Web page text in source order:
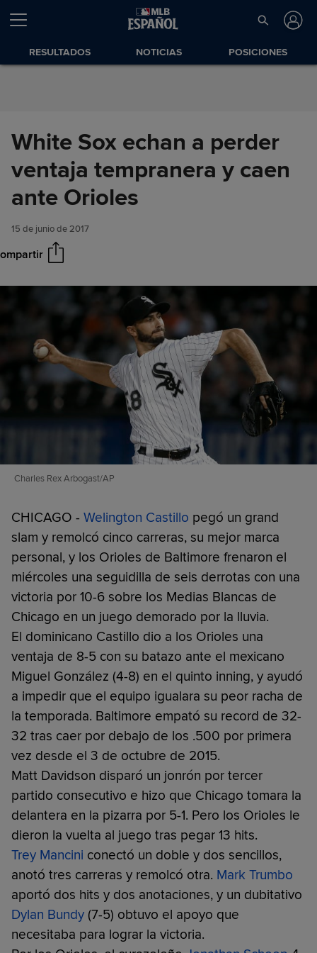
Saltar al Contenido
RESULTADOS NOTICIAS POSICIONES
White Sox echan a perder
ventaja tempranera y caen
ante Orioles
15 de junio de 2017
White Sox echan a perder
ventaja tempranera y caen
ante Orioles
Compartir
Charles Rex Arbogast/AP
CHICAGO - Welington Castillo pegó un grand
slam y remolcó cinco carreras, su mejor marca
personal, y los Orioles de Baltimore frenaron el
miércoles una seguidilla de seis derrotas con una
victoria por 10-6 sobre los Medias Blancas de
Chicago en un juego demorado por la lluvia.
El dominicano Castillo dio a los Orioles una
ventaja de 8-5 con su batazo ante el mexicano
Miguel González (4-8) en el quinto inning, y ayudó
a impedir que el equipo igualara su peor racha de
la temporada. Baltimore empató su record de 32-
32 tras caer por debajo de los .500 por primera
vez desde el 3 de octubre de 2015.
Matt Davidson disparó un jonrón por tercer
partido consecutivo e hizo que Chicago tomara la
delantera en la pizarra por 5-1. Pero los Orioles le
dieron la vuelta al juego tras pegar 13 hits.
Trey Mancini conectó un doble y dos sencillos,
anotó tres carreras y remolcó otra. Mark Trumbo
aportó dos hits y dos anotaciones, y un dubitativo
Dylan Bundy (7-5) obtuvo el apoyo que
necesitaba para lograr la victoria.